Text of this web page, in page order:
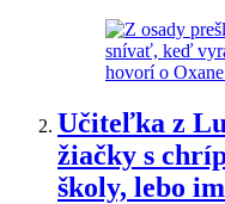
Učiteľka z
žiačky s
školy, lebo